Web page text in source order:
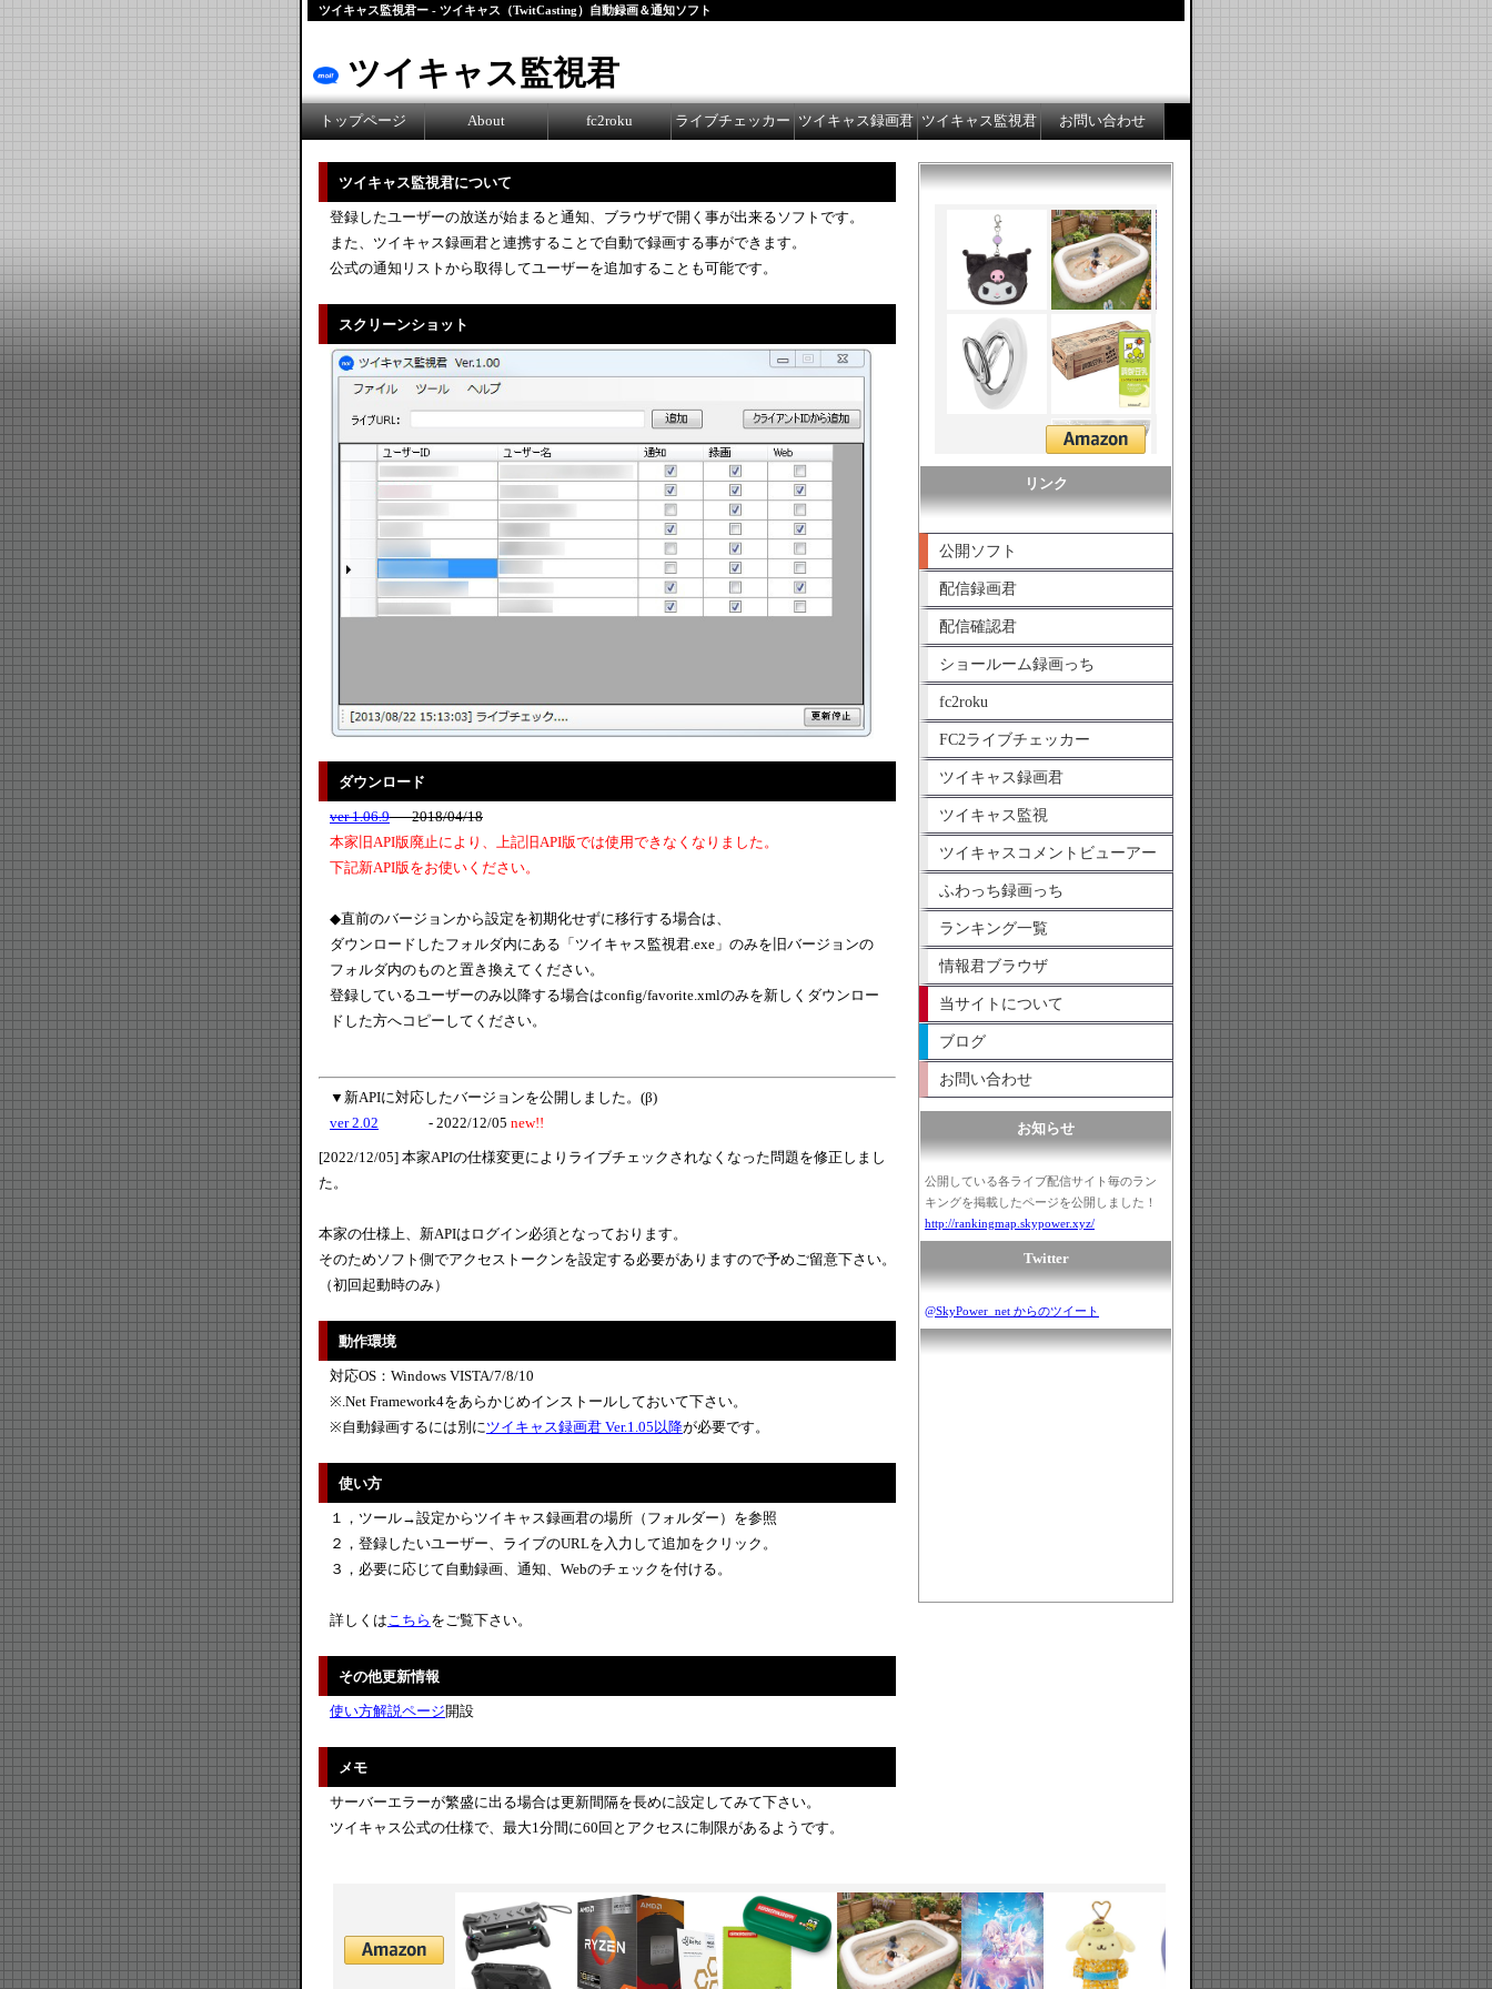
ツイキャス監視君ー - ツイキャス（TwitCasting）自動録画＆通知ソフト
ツイキャス監視君
トップページ About fc2roku ライブチェッカー ツイキャス録画君 ツイキャス監視君 お問い合わせ
ツイキャス監視君について
登録したユーザーの放送が始まると通知、ブラウザで開く事が出来るソフトです。
また、ツイキャス録画君と連携することで自動で録画する事ができます。
公式の通知リストから取得してユーザーを追加することも可能です。
スクリーンショット
ダウンロード
ver 1.06.9- 2018/04/18
本家旧API版廃止により、上記旧API版では使用できなくなりました。
下記新API版をお使いください。
◆直前のバージョンから設定を初期化せずに移行する場合は、
ダウンロードしたフォルダ内にある「ツイキャス監視君.exe」のみを旧バージョンの
フォルダ内のものと置き換えてください。
登録しているユーザーのみ以降する場合はconfig/favorite.xmlのみを新しくダウンロー
ドした方へコピーしてください。
▼新APIに対応したバージョンを公開しました。(β)
ver 2.02 - 2022/12/05 new!!
[2022/12/05] 本家APIの仕様変更によりライブチェックされなくなった問題を修正しまし
た。
本家の仕様上、新APIはログイン必須となっております。
そのためソフト側でアクセストークンを設定する必要がありますので予めご留意下さい。
（初回起動時のみ）
動作環境
対応OS：Windows VISTA/7/8/10
※.Net Framework4をあらかじめインストールしておいて下さい。
※自動録画するには別にツイキャス録画君 Ver.1.05以降が必要です。
使い方
１，ツール→設定からツイキャス録画君の場所（フォルダー）を参照
２，登録したいユーザー、ライブのURLを入力して追加をクリック。
３，必要に応じて自動録画、通知、Webのチェックを付ける。
詳しくはこちら をご覧下さい。
その他更新情報
使い方解説ページ開設
メモ
サーバーエラーが繁盛に出る場合は更新間隔を長めに設定してみて下さい。
ツイキャス公式の仕様で、最大1分間に60回とアクセスに制限があるようです。
リンク
公開ソフト
配信録画君
配信確認君
ショールーム録画っち
fc2roku
FC2ライブチェッカー
ツイキャス録画君
ツイキャス監視
ツイキャスコメントビューアー
ふわっち録画っち
ランキング一覧
情報君ブラウザ
当サイトについて
ブログ
お問い合わせ
お知らせ
公開している各ライブ配信サイト毎のラン
キングを掲載したページを公開しました！
http://rankingmap.skypower.xyz/
Twitter
@SkyPower_net からのツイート